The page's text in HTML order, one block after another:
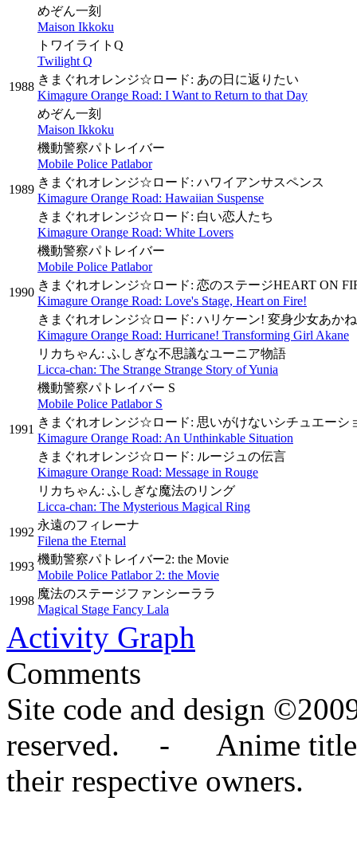
めぞん一刻
Maison Ikkoku
トワイライトQ
Twilight Q
1988
きまぐれオレンジ☆ロード: あの日に返りたい
Kimagure Orange Road: I Want to Return to that Day
めぞん一刻
Maison Ikkoku
機動警察パトレイバー
Mobile Police Patlabor
1989
きまぐれオレンジ☆ロード: ハワイアンサスペンス
Kimagure Orange Road: Hawaiian Suspense
きまぐれオレンジ☆ロード: 白い恋人たち
Kimagure Orange Road: White Lovers
機動警察パトレイバー
Mobile Police Patlabor
1990
きまぐれオレンジ☆ロード: 恋のステージHEART ON
Kimagure Orange Road: Love's Stage, Heart on Fire!
きまぐれオレンジ☆ロード: ハリケーン! 変身少女あかね
Kimagure Orange Road: Hurricane! Transforming Girl Akane
リカちゃん: ふしぎな不思議なユーニア物語
Licca-chan: The Strange Strange Story of Yunia
機動警察パトレイバー S
Mobile Police Patlabor S
1991
きまぐれオレンジ☆ロード: 思いがけないシチュエーシ
Kimagure Orange Road: An Unthinkable Situation
きまぐれオレンジ☆ロード: ルージュの伝言
Kimagure Orange Road: Message in Rouge
リカちゃん: ふしぎな魔法のリング
Licca-chan: The Mysterious Magical Ring
1992
永遠のフィレーナ
Filena the Eternal
1993
機動警察パトレイバー2: the Movie
Mobile Police Patlabor 2: the Movie
1998
魔法のステージファンシーララ
Magical Stage Fancy Lala
Activity Graph
Comments
Site code and design
reserved. - Anime titles,
their respective owners.